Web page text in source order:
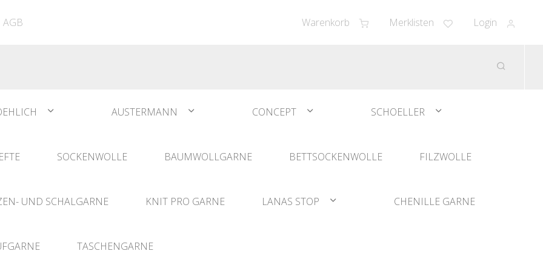
Warenkorb Merklisten Login
AGB
AUSTERMANN CONCEPT SCHOELLER
SOCKENWOLLE BAUMWOLLGARNE BETTSOCKENWOLLE FILZWOLLE
UND SCHALGARNE KNIT PRO GARNE LANAS STOP CHENILLE GARNE
TASCHENGARNE